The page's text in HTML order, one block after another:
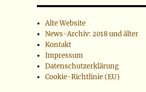
Alte Website
News-Archiv: 2018 und älter
Kontakt
Impressum
Datenschutzerklärung
Cookie-Richtlinie (EU)